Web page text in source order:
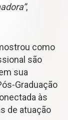
,
como
são
sua
Graduação
às
de atuação